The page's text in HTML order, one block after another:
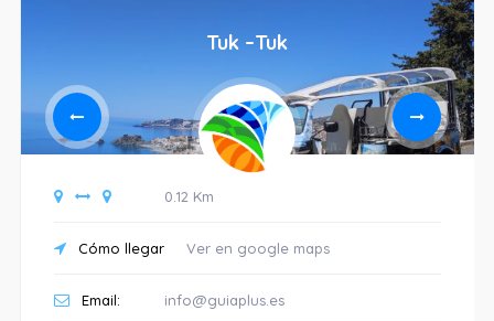
Tuk –Tuk
0.12 Km
Cómo llegar Ver en google maps
Email: info@guiaplus.es